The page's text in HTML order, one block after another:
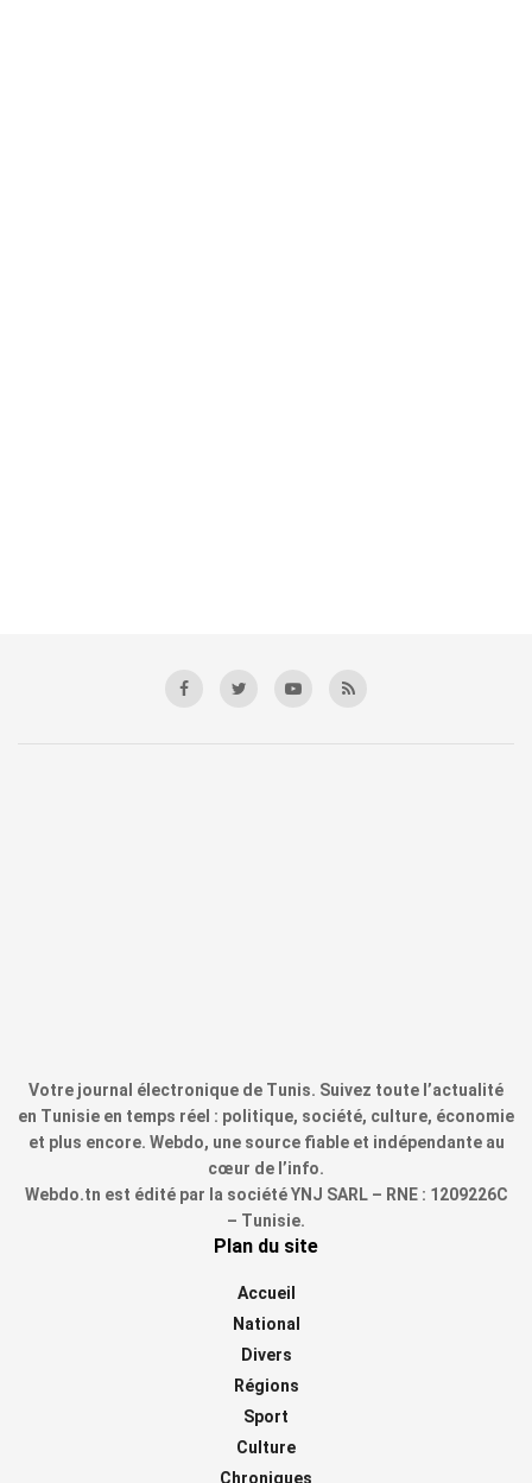
Votre journal électronique de Tunis. Suivez toute l’actualité
en Tunisie en temps réel : politique, société, culture, économie
et plus encore. Webdo, une source fiable et indépendante au
cœur de l’info.
Webdo.tn est édité par la société YNJ SARL – RNE : 1209226C
– Tunisie.
Plan du site
Accueil
National
Divers
Régions
Sport
Culture
Chroniques